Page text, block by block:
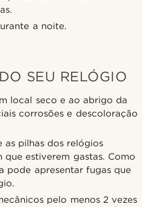
a noite.
SEU RELÓGIO
local seco e ao abrigo da
corrosões e descoloração
as pilhas dos relógios
que estiverem gastas. Como
pode apresentar fugas que
pelo menos 2 vezes